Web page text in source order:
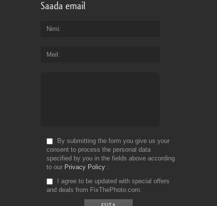
Saada email
Nimi
Meil
By submitting the form you give us your
consent to process the personal data
specified by you in the fields above according
to our Privacy Policy
I agree to be updated with special offers
and deals from FixThePhoto.com